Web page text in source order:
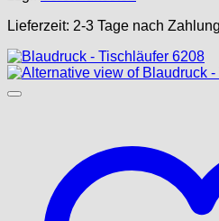
Lieferzeit: 2-3 Tage nach